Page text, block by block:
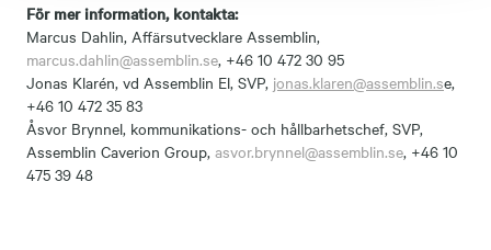
För mer information, kontakta:
Marcus Dahlin, Affärsutvecklare Assemblin,
marcus.dahlin@assemblin.se, +46 10 472 30 95
Jonas Klarén, vd Assemblin El, SVP, jonas.klaren@assemblin.se,
+46 10 472 35 83
Åsvor Brynnel, kommunikations- och hållbarhetschef, SVP,
Assemblin Caverion Group, asvor.brynnel@assemblin.se, +46 10
475 39 48